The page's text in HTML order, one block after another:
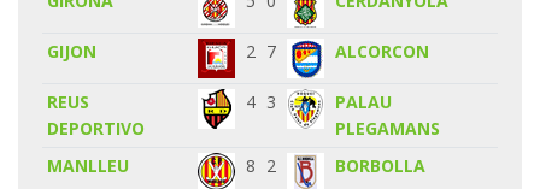
GIJON 2 7 ALCORCON
REUS
DEPORTIVO
4 3
PALAU
PLEGAMANS
MANLLEU
8 2 BORBOLLA